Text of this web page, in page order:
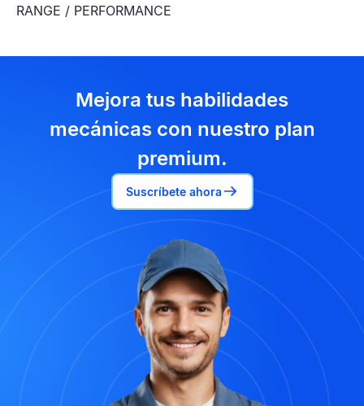
RANGE / PERFORMANCE
Mejora tus habilidades
mecánicas con nuestro plan
premium.
Suscríbete ahora